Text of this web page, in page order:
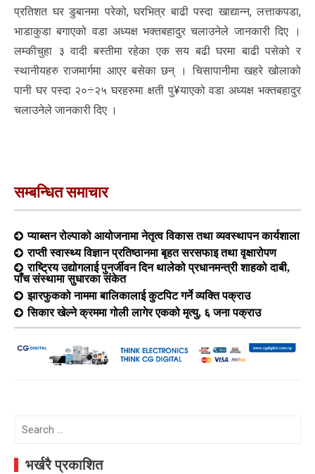
प्रतिशत घर डुबानमा परेको, घरभित्र बाढी पस्दा खाद्यान्न, लत्ताकपडा,
भाडाकुडा बगाएको वडा अध्यक्ष भक्तबहादुर चलाउनेले जानकारी दिए ।
लम्कीचुहा ३ वादी बस्तीमा रहेका एक सय बढी घरमा बाढी पसेको र
स्थानीयहरु राजमार्गमा आएर बसेका छन् । चिसापानीमा खहरे खोलाको
पानी घर पस्दा २०÷२५ घरहरुमा क्षती पु¥याएको वडा अध्यक्ष भक्तबहादुर
चलाउनेले जानकारी दिए ।
सम्बन्धित समाचार
प्याब्सन रोल्पाको आयोजनामा नेतृत्व विकास तथा व्यवस्थापन कार्यशाला
राप्ती स्वास्थ्य विज्ञान प्रतिष्ठानमा बृहत सरसफाइ तथा वृक्षारोपण
राष्ट्रिय उद्योगलाई पुनर्जीवन दिन थालेको प्रधानमन्त्री शाहको दाबी,
पाँच संस्थामा सुधारका संकेत
झारफुकको नाममा बालिकालाई कुटपिट गर्ने व्यक्ति पक्राउ
सिकार खेल्ने क्रममा गोली लागेर एकको मृत्यु, ६ जना पक्राउ
Search
भर्खरै प्रकाशित